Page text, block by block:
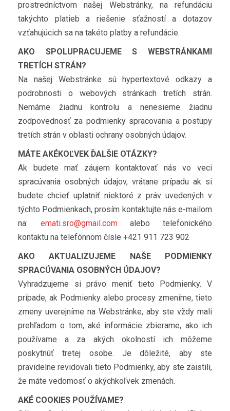
prostredníctvom našej Webstránky, na refundáciu
takýchto platieb a riešenie sťažností a dotazov
vzťahujúcich sa na takéto platby a refundácie.
AKO SPOLUPRACUJEME S WEBSTRÁNKAMI
TRETÍCH STRÁN?
Na našej Webstránke sú hypertextové odkazy a
podrobnosti o webových stránkach tretích strán.
Nemáme žiadnu kontrolu a nenesieme žiadnu
zodpovednosť za podmienky spracovania a postupy
tretích strán v oblasti ochrany osobných údajov.
MÁTE AKÉKOĽVEK ĎALŠIE OTÁZKY?
Ak budete mať záujem kontaktovať nás vo veci
spracúvania osobných údajov, vrátane prípadu ak si
budete chcieť uplatniť niektoré z práv uvedených v
týchto Podmienkach, prosím kontaktujte nás e-mailom
na: emati.sro@gmail.comalebo telefonického
kontaktu na telefónnom čísle +421 911 723 902
AKO AKTUALIZUJEME NAŠE PODMIENKY
SPRACÚVANIA OSOBNÝCH ÚDAJOV?
Vyhradzujeme si právo meniť tieto Podmienky. V
prípade, ak Podmienky alebo procesy zmeníme, tieto
zmeny uverejníme na Webstránke, aby ste vždy mali
prehľadom o tom, aké informácie zbierame, ako ich
používame a za akých okolností ich môžeme
poskytnúť tretej osobe. Je dôležité, aby ste
pravidelne revidovali tieto Podmienky, aby ste zaistili,
že máte vedomosť o akýchkoľvek zmenách.
AKÉ COOKIES POUŽÍVAME?